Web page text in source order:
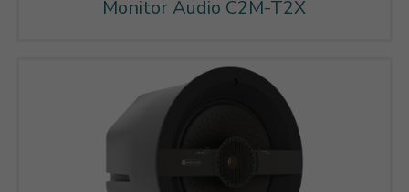
Monitor Audio C2M-T2X